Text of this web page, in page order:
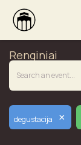
Renginiai
degustacija ×